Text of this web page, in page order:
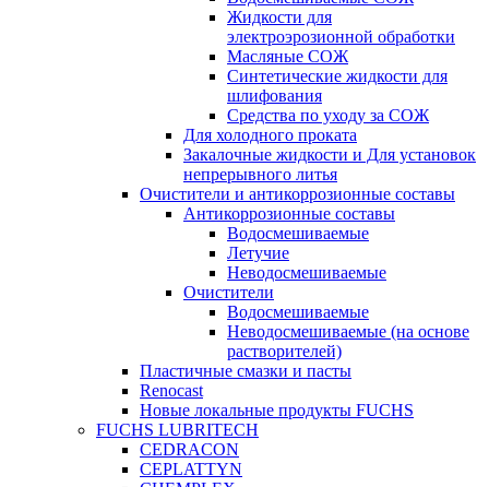
Жидкости для
электроэрозионной обработки
Масляные СОЖ
Синтетические жидкости для
шлифования
Средства по уходу за СОЖ
Для холодного проката
Закалочные жидкости и Для установок
непрерывного литья
Очистители и антикоррозионные составы
Антикоррозионные составы
Водосмешиваемые
Летучие
Неводосмешиваемые
Очистители
Водосмешиваемые
Неводосмешиваемые (на основе
растворителей)
Пластичные смазки и пасты
Renocast
Новые локальные продукты FUCHS
FUCHS LUBRITECH
CEDRACON
CEPLATTYN